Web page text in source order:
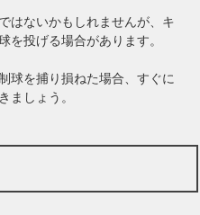
はないかもしれませんが、キ
を投げる場合があります。
球を捕り損ねた場合、すぐに
ましょう。